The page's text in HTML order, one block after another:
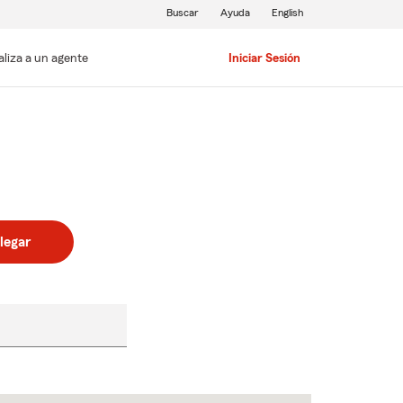
a un agente Iniciar Sesión
Buscar Ayuda English